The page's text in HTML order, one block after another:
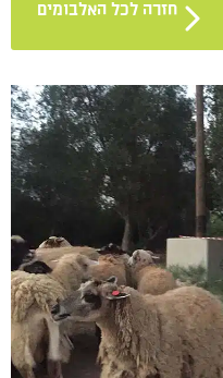
חזרה לכל האלבומים